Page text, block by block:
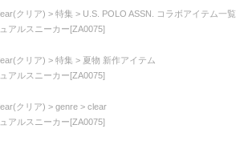
クリア) 特集
U.S. POLO ASSN. コラボアイテム一覧
アルスニーカー[ZA0075]
クリア) 特集
夏物 新作アイテム
アルスニーカー[ZA0075]
クリア) genre
clear
アルスニーカー[ZA0075]